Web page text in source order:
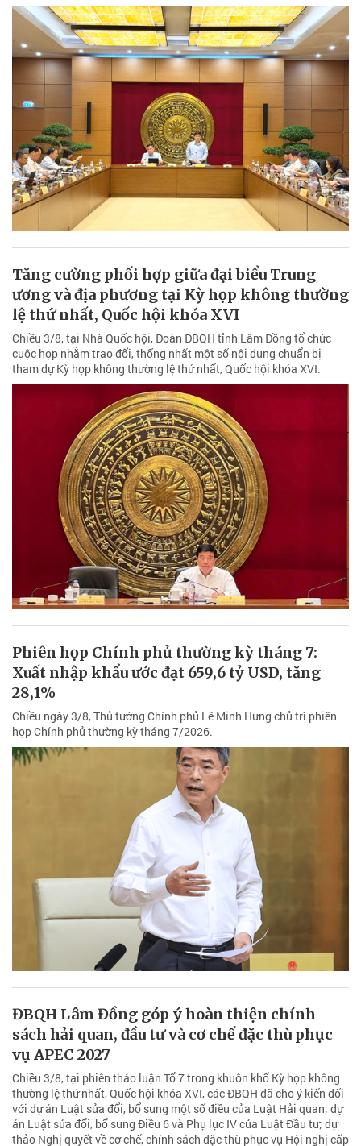
Tăng cường phối hợp giữa đại biểu Trung
ương và địa phương tại Kỳ họp không thường
lệ thứ nhất, Quốc hội khóa XVI
Chiều 3/8, tại Nhà Quốc hội, Đoàn ĐBQH tỉnh Lâm Đồng tổ chức
cuộc họp nhằm trao đổi, thống nhất một số nội dung chuẩn bị
tham dự Kỳ họp không thường lệ thứ nhất, Quốc hội khóa XVI.
Phiên họp Chính phủ thường kỳ tháng 7:
Xuất nhập khẩu ước đạt 659,6 tỷ USD, tăng
28,1%
Chiều ngày 3/8, Thủ tướng Chính phủ Lê Minh Hưng chủ trì phiên
họp Chính phủ thường kỳ tháng 7/2026.
ĐBQH Lâm Đồng góp ý hoàn thiện chính
sách hải quan, đầu tư và cơ chế đặc thù phục
vụ APEC 2027
Chiều 3/8, tại phiên thảo luận Tổ 7 trong khuôn khổ Kỳ họp không
thường lệ thứ nhất, Quốc hội khóa XVI, các ĐBQH đã cho ý kiến đối
với dự án Luật sửa đổi, bổ sung một số điều của Luật Hải quan; dự
án Luật sửa đổi, bổ sung Điều 6 và Phụ lục IV của Luật Đầu tư; dự
thảo Nghị quyết về cơ chế, chính sách đặc thù phục vụ Hội nghị cấp